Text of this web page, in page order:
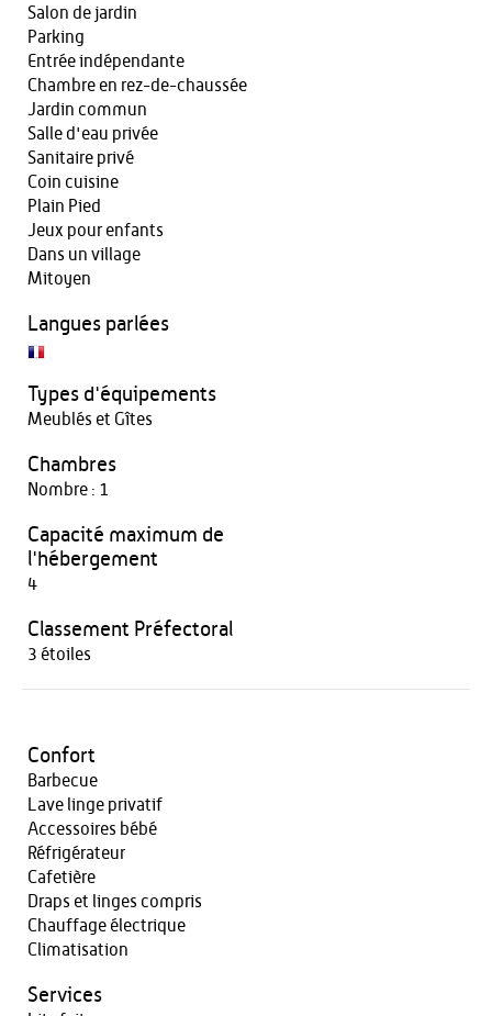
Salon de jardin
Parking
Entrée indépendante
Chambre en rez-de-chaussée
Jardin commun
Salle d'eau privée
Sanitaire privé
Coin cuisine
Plain Pied
Jeux pour enfants
Dans un village
Mitoyen
Langues parlées
Types d'équipements
Meublés et Gîtes
Chambres
Nombre : 1
Capacité maximum de
l'hébergement
4
Classement Préfectoral
3 étoiles
Confort
Barbecue
Lave linge privatif
Accessoires bébé
Réfrigérateur
Cafetière
Draps et linges compris
Chauffage électrique
Climatisation
Services